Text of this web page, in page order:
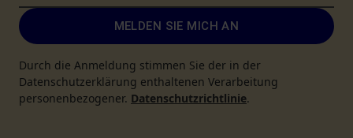
MELDEN SIE MICH AN
Durch die Anmeldung stimmen Sie der in der
Datenschutzerklärung enthaltenen Verarbeitung
personenbezogener. Datenschutzrichtlinie.